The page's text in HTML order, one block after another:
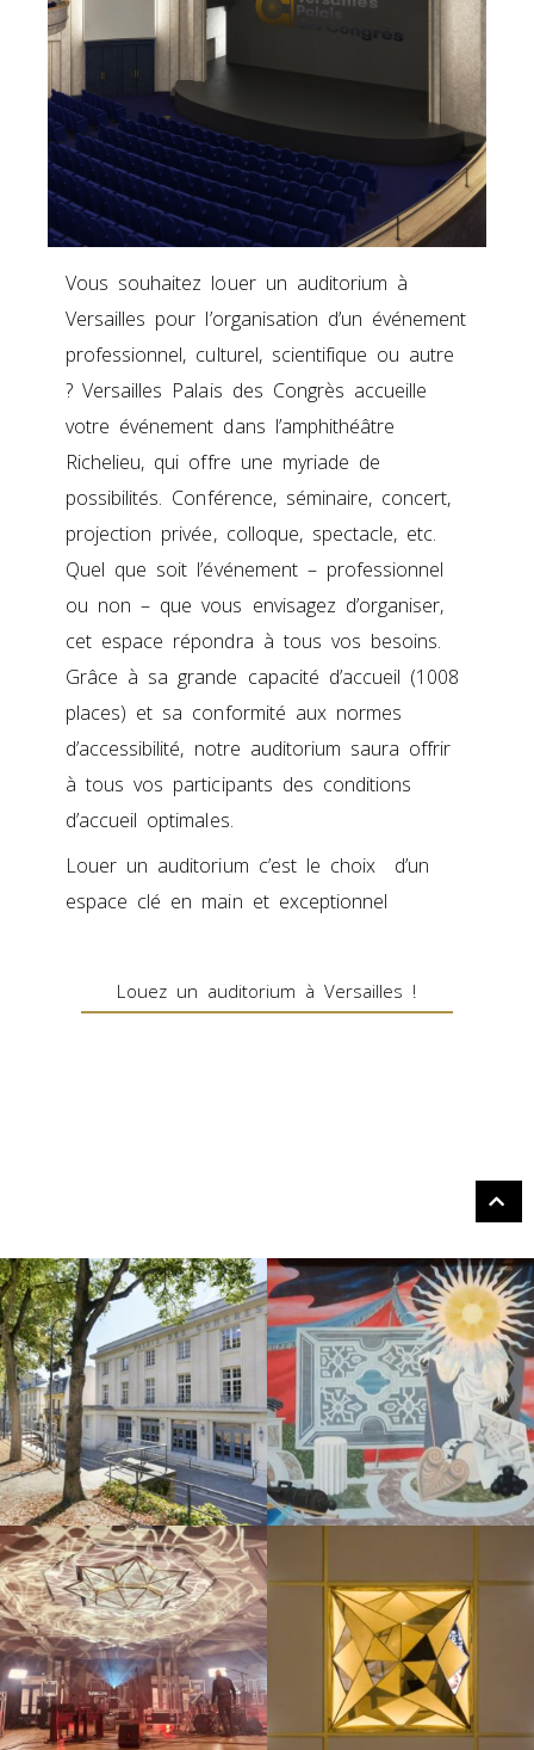
Vous souhaitez louer un auditorium à
Versailles pour l’organisation d’un événement
professionnel, culturel, scientifique ou autre
? Versailles Palais des Congrès accueille
votre événement dans l’amphithéâtre
Richelieu, qui offre une myriade de
possibilités. Conférence, séminaire, concert,
projection privée, colloque, spectacle, etc.
Quel que soit l’événement – professionnel
ou non – que vous envisagez d’organiser,
cet espace répondra à tous vos besoins.
Grâce à sa grande capacité d’accueil (1008
places) et sa conformité aux normes
d’accessibilité, notre auditorium saura offrir
à tous vos participants des conditions
d’accueil optimales.
Louer un auditorium c’est le choix d’un
espace clé en main et exceptionnel
Louez un auditorium à Versailles !